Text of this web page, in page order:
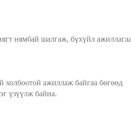
нямбай шалгаж, бүхүйл
холбоотой ажиллаж байгаа бөгөөд
үзүүлж байна.